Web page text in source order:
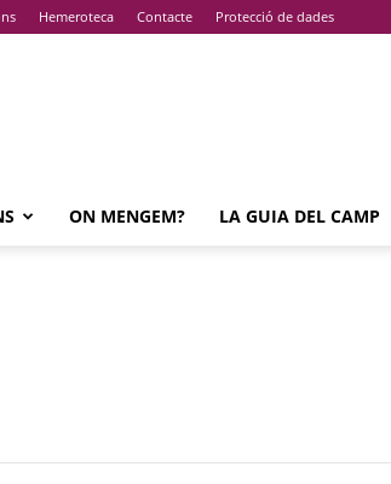
Hemeroteca Contacte Protecció de dades
ON MENGEM? LA GUIA DEL CAMP